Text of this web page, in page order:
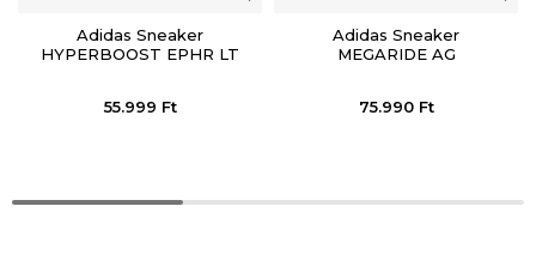
Adidas Sneaker
HYPERBOOST EPHR LT
55.999 Ft
Adidas Sneaker
MEGARIDE AG
75.990 Ft